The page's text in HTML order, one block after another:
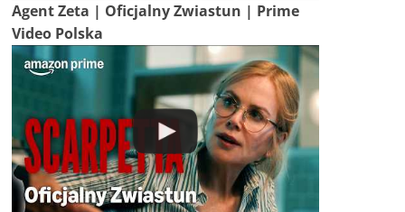
Agent Zeta | Oficjalny Zwiastun | Prime
Video Polska